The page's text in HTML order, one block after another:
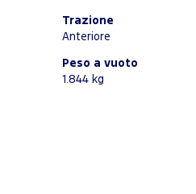
Trazione
Anteriore
Peso a vuoto
1.844 kg